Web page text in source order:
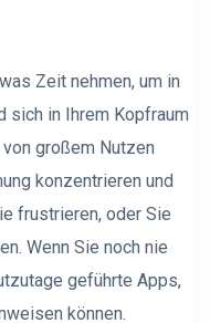
Zeit nehmen, um in
sich in Ihrem Kopfraum
großem Nutzen
konzentrieren und
frustrieren, oder Sie
Wenn Sie noch nie
geführte Apps,
können.